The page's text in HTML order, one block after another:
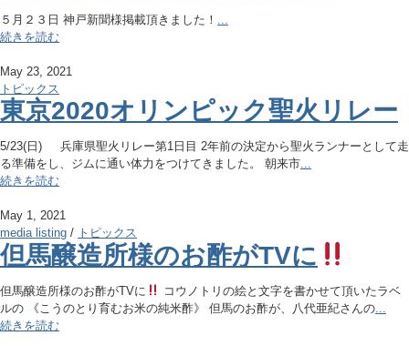
５月２３日 神戸新聞様掲載頂きました！ ...
続きを読む
May 23, 2021
トピックス
東京2020オリンピック聖火リレー
5/23(日) 兵庫県聖火リレー第1日目 2年前の決定から聖火ランナーとして走
る準備をし、ジムに通い体力をつけてきました。 朝来市...
続きを読む
May 1, 2021
media listing / トピックス
但馬醸造所様のお酢がTVに
但馬醸造所様のお酢がTVに
コウノトリの絵と文字を書かせて頂いたラベ
ルの 《こうのとり育むお米の純米酢》 但馬のお酢が、八代亜紀さんの...
続きを読む